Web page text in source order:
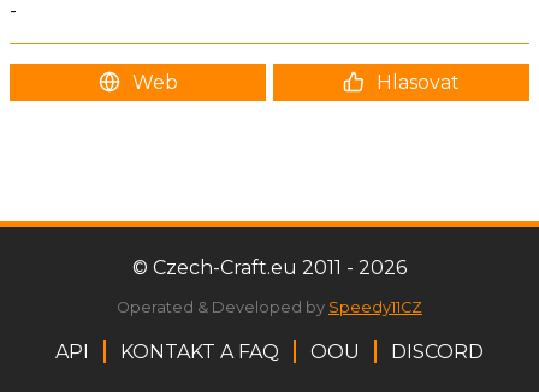
-
Web Hlasovat
© Czech-Craft.eu 2011 - 2026
Operated & Developed by Speedy11CZ
API KONTAKT A FAQ OOU DISCORD